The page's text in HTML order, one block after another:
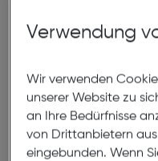
harmonieren können.
Abmessungen
Verwendung
Wir verwenden
unserer Website zu
an Ihre Bedürfnisse
von Drittanbietern
eingebunden. Wenn